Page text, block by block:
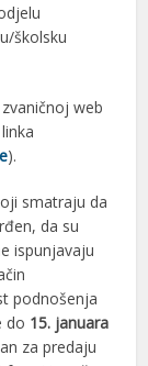
školsku
web
).
smatraju da
da su
ispunjavaju
podnošenja
do 15. januara
za predaju